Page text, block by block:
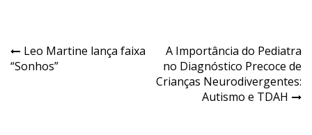
Navegação
de
Leo Martine lança faixa
“Sonhos”
A Importância do Pediatra
no Diagnóstico Precoce de
Crianças Neurodivergentes:
Autismo e TDAH